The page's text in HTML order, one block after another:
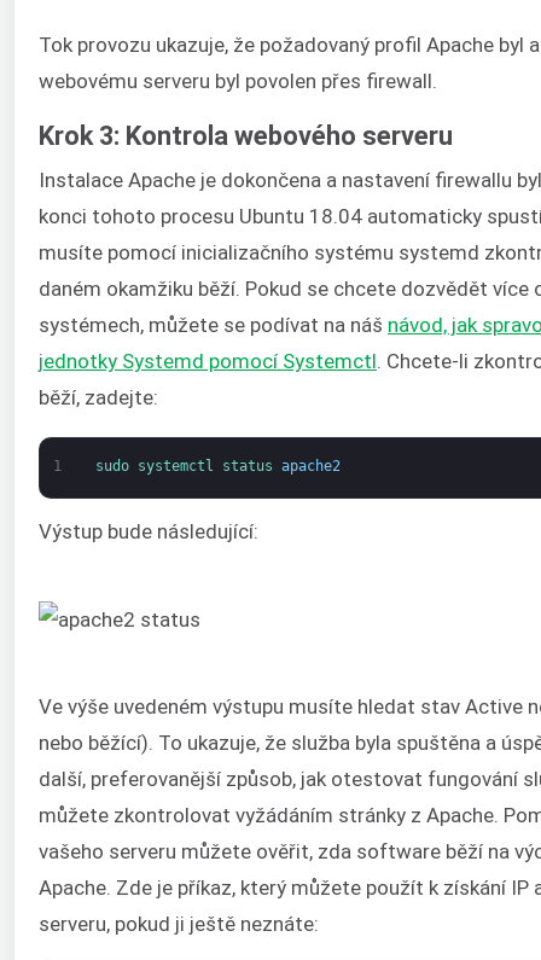
Tok provozu ukazuje, že požadovaný profil Apache byl
webovému serveru byl povolen přes firewall.
Krok 3: Kontrola webového serveru
Instalace Apache je dokončena a nastavení firewallu
konci tohoto procesu Ubuntu 18.04 automaticky
musíte pomocí inicializačního systému systemd
daném okamžiku běží. Pokud se chcete dozvědět více
systémech, můžete se podívat na náš návod, jak
jednotky Systemd pomocí Systemctl . Chcete-li
běží, zadejte:
1 sudo systemctl status apache2
Výstup bude následující:
Ve výše uvedeném výstupu musíte hledat stav Active
nebo běžící). To ukazuje, že služba byla spuštěna a
další, preferovanější způsob, jak otestovat fungování
můžete zkontrolovat vyžádáním stránky z Apache.
vašeho serveru můžete ověřit, zda software běží na
Apache. Zde je příkaz, který můžete použít k získání IP
serveru, pokud ji ještě neznáte: